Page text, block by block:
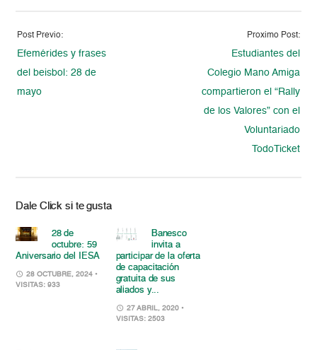
Post Previo:
Efemérides y frases
del beisbol: 28 de
mayo
Proximo Post:
Estudiantes del
Colegio Mano Amiga
compartieron el “Rally
de los Valores” con el
Voluntariado
TodoTicket
Dale Click si te gusta
28 de
octubre: 59
Aniversario del IESA
28 OCTUBRE, 2024 •
VISITAS: 933
Banesco
invita a
participar de la oferta
de capacitación
gratuita de sus
aliados y...
27 ABRIL, 2020 •
VISITAS: 2503